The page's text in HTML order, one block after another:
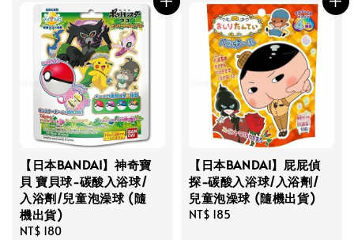
【日本BANDAI】神奇寶
貝 寶貝球-碳酸入浴球/
入浴劑/兒童泡澡球 (隨
機出貨)
Regular
NT$ 180
【日本BANDAI】屁屁偵
探-碳酸入浴球/入浴劑/
兒童泡澡球 (隨機出貨)
Regular
NT$ 185